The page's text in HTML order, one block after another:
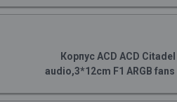
Корпус ACD ACD
audio,3*12cm F1 ARGB